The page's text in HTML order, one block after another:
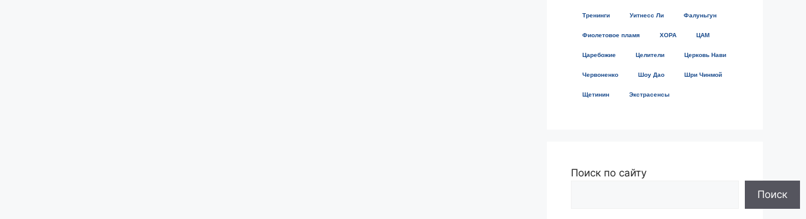
Тренинги Уитнесс Ли Фалуньгун
Фиолетовое пламя ХОРА ЦАМ
Царебожие Целители Церковь Нави
Червоненко Шоу Дао Шри Чинмой
Щетинин Экстрасенсы
Поиск по сайту
Поиск